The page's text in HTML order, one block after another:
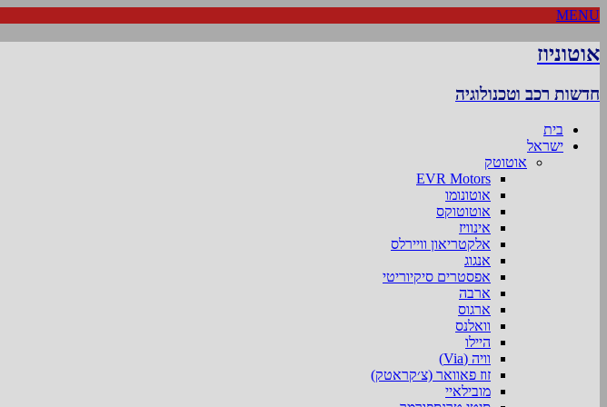
MENU
אוטוניוז
חדשות רכב וטכנולוגיה
בית
ישראל
אוטוטק
EVR Motors
אוטונומו
אוטוטוקס
אינוויז
אלקטריאון וויירלס
אנגוג
אפסטרים סיקיוריטי
ארבה
ארגוס
וואלנס
היילו
וויה (Via)
זוז פאוואר (צ׳קראטק)
מובילאיי